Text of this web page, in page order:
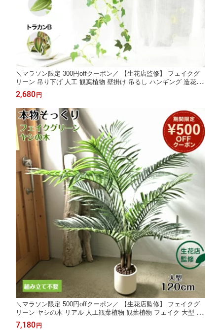
＼マラソン限定 300円offクーポン／ 【生花店監修】 フェイクグ
リーン 吊り下げ 人工 観葉植物 壁掛け 吊るし ハンギング 造花 お
しゃれ 軽い インテリアグリーン アイビー 垂れ下がる リアル デ
ィスプレイ カフェ リビング 店舗 装飾 鉢 ギフト Kugusa ＼レビ
ュー特典あり／
2,680 円
＼マラソン限定 500円offクーポン／ 【生花店監修】 フェイクグ
リーン ヤシの木 リアル 人工観葉植物 観葉植物 フェイク 大型 造
花 120cm インテリア 室内 オフィス おしゃれ カフェ 美容院 ギフ
ト 開店祝い 装飾 白鉢 Kugusa ＼レビュー特典あり／
7,180 円